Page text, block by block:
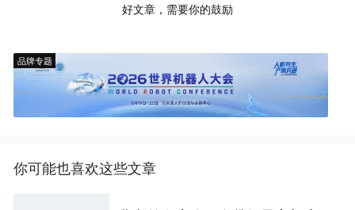
好文章，需要你的鼓励
品牌专题
你可能也喜欢这些文章